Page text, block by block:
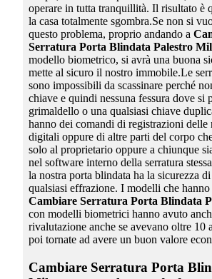
operare in tutta tranquillità. Il risultato è
la casa totalmente sgombra.Se non si
questo problema, proprio andando a
Serratura Porta Blindata Palestro
modello biometrico, si avrà una buona
mette al sicuro il nostro immobile.Le
sono impossibili da scassinare perché
chiave e quindi nessuna fessura dove si
grimaldello o una qualsiasi chiave
hanno dei comandi di registrazioni delle
digitali oppure di altre parti del corpo
solo al proprietario oppure a chiunque
nel software interno della serratura
la nostra porta blindata ha la sicurezza di
qualsiasi effrazione. I modelli che
Cambiare Serratura Porta Blindata
con modelli biometrici hanno avuto
rivalutazione anche se avevano oltre 10
poi tornate ad avere un buon valore
Cambiare Serratura Porta